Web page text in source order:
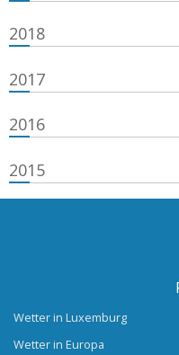
2018
2017
2016
2015
Wetter in Luxemburg
Wetter in Europa